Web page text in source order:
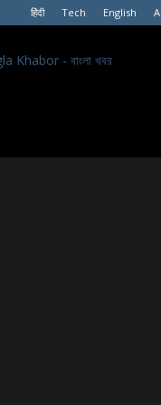
हिंदी Tech English
বাংলা